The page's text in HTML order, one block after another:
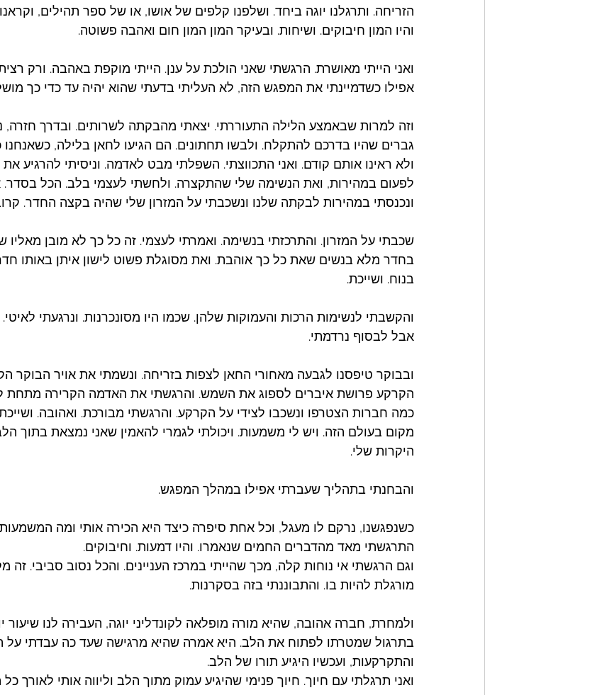
הזריחה. ותרגלנו יוגה ביחד. ושלפנו קלפים של אושו, או של ספר תהילים,
והיו המון חיבוקים. ושיחות. ובעיקר המון המון חום ואהבה פשוטה.
ואני הייתי מאושרת. הרגשתי שאני הולכת על ענן. הייתי מוקפת באהבה. ורק
אפילו כשדמיינתי את המפגש הזה, לא העליתי בדעתי שהוא יהיה עד כדי כך
וזה למרות שבאמצע הלילה התעוררתי. יצאתי מהבקתה לשרותים. ובדרך
גברים שהיו בדרכם להתקלח. ולבשו תחתונים. הם הגיעו לחאן בלילה, כשאנחנו
ולא ראינו אותם קודם. ואני התכווצתי. השפלתי מבט לאדמה. וניסיתי להרגיע
לפעום במהירות, ואת הנשימה שלי שהתקצרה. ולחשתי לעצמי בלב. הכל
ונכנסתי במהירות לבקתה שלנו ונשכבתי על המזרון שלי שהיה בקצה החדר.
שכבתי על המזרון. והתרכזתי בנשימה. ואמרתי לעצמי. זה כל כך לא מובן
בחדר מלא בנשים שאת כל כך אוהבת. ואת מסוגלת פשוט לישון איתן באותו
בנוח. ושייכת.
והקשבתי לנשימות הרכות והעמוקות שלהן. שכמו היו מסונכרנות. ונרגעתי
אבל לבסוף נרדמתי.
ובבוקר טיפסנו לגבעה מאחורי החאן לצפות בזריחה. ונשמתי את אויר הבוקר
הקרקע פרושת איברים לספוג את השמש. והרגשתי את האדמה הקרירה מתחת
כמה חברות הצטרפו ונשכבו לצידי על הקרקע. והרגשתי מבורכת. ואהובה.
מקום בעולם הזה. ויש לי משמעות. ויכולתי לגמרי להאמין שאני נמצאת בתוך
היקרות שלי.
והבחנתי בתהליך שעברתי אפילו במהלך המפגש.
כשנפגשנו, נרקם לו מעגל, וכל אחת סיפרה כיצד היא הכירה אותי ומה
התרגשתי מאד מהדברים החמים שנאמרו. והיו דמעות. וחיבוקים.
וגם הרגשתי אי נוחות קלה, מכך שהייתי במרכז העניינים. והכל נסוב סביבי.
מורגלת להיות בו. והתבוננתי בזה בסקרנות.
ולמחרת, חברה אהובה, שהיא מורה מופלאה לקונדליני יוגה, העבירה לנו שיעור
בתרגול שמטרתו לפתוח את הלב. היא אמרה שהיא מרגישה שעד כה עבדתי על
והתקרקעות, ועכשיו היגיע תורו של הלב.
ואני תרגלתי עם חיוך. חיוך פנימי שהיגיע עמוק מתוך הלב וליווה אותי לאורך